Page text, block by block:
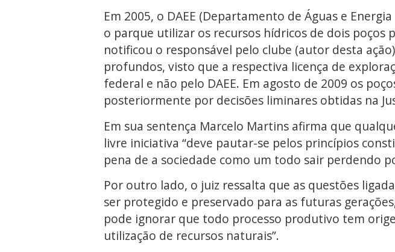
Em 2005, o DAEE (Departamento de Águas e
o parque utilizar os recursos hídricos de dois poços
notificou o responsável pelo clube (autor desta
profundos, visto que a respectiva licença de
federal e não pelo DAEE. Em agosto de 2009 os
posteriormente por decisões liminares obtidas na
Em sua sentença Marcelo Martins afirma que
livre iniciativa “deve pautar-se pelos princípios
pena de a sociedade como um todo sair perdendo
Por outro lado, o juiz ressalta que as questões
ser protegido e preservado para as futuras
pode ignorar que todo processo produtivo tem
utilização de recursos naturais”.